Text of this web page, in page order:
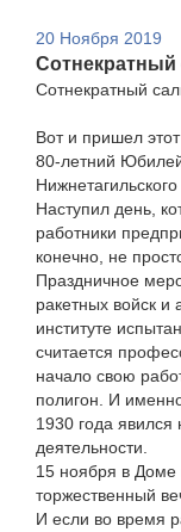
20 Ноября 2019
Cотнекратный
Cотнекратный
Вот и пришел
80-летний Юбилей
Наступил день,
работники
конечно, не
Праздничное
ракетных войск и
институте
считается
начало свою
полигон. И
1930 года
деятельности.
15 ноября в Доме
торжественный
И если во время